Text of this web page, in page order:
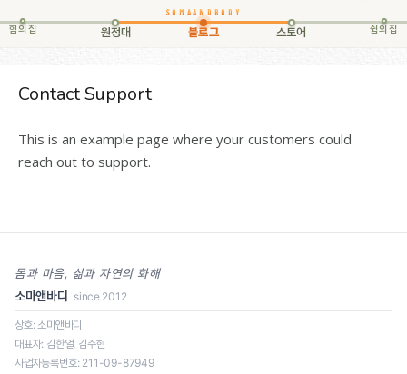
힘의집 원정대 블로그 스토어 쉼의집
Contact Support
This is an example page where your customers could
reach out to support.
몸과 마음, 삶과 자연의 화해
소마앤바디 since 2012
상호: 소마앤바디
대표자: 김한얼, 김주현
사업자등록번호: 211-09-87949